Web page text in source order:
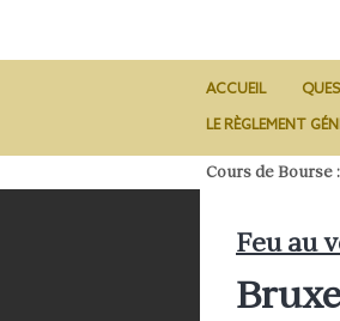
ACCUEIL
LE RÈGLEMENT
Cours de Bourse :
Feu au